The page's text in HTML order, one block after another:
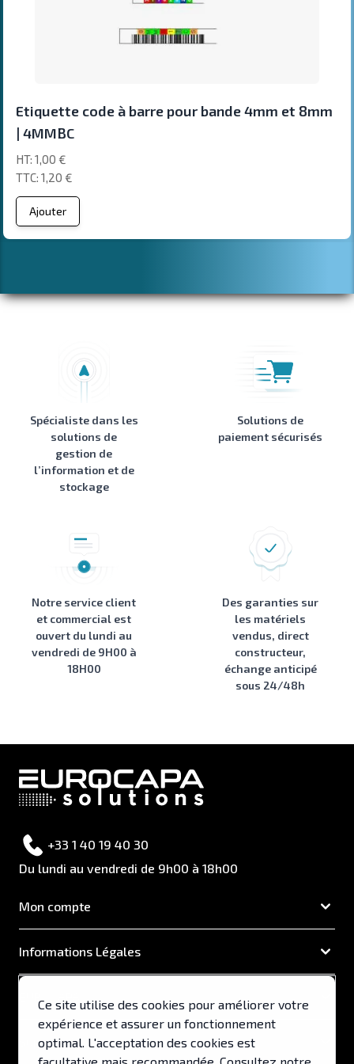
Etiquette code à barre pour bande 4mm et 8mm
| 4MMBC
1,20 €
1,00 €
Ajouter
Spécialiste dans les
solutions de
gestion de
l’information et de
stockage
Solutions de
paiement sécurisés
Notre service client
et commercial est
ouvert du lundi au
vendredi de 9H00 à
18H00
Des garanties sur
les matériels
vendus, direct
constructeur,
échange anticipé
sous 24/48h
+33 1 40 19 40 30
Du lundi au vendredi de 9h00 à 18h00
Mon compte
Informations Légales
Support & Services
Ce site utilise des cookies pour améliorer votre
expérience et assurer un fonctionnement
optimal. L'acceptation des cookies est